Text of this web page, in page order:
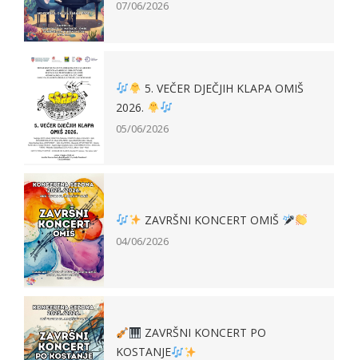
07/06/2026
5. VEČER DJEČJIH KLAPA OMIŠ
2026.
05/06/2026
ZAVRŠNI KONCERT OMIŠ
04/06/2026
ZAVRŠNI KONCERT PO
KOSTANJE